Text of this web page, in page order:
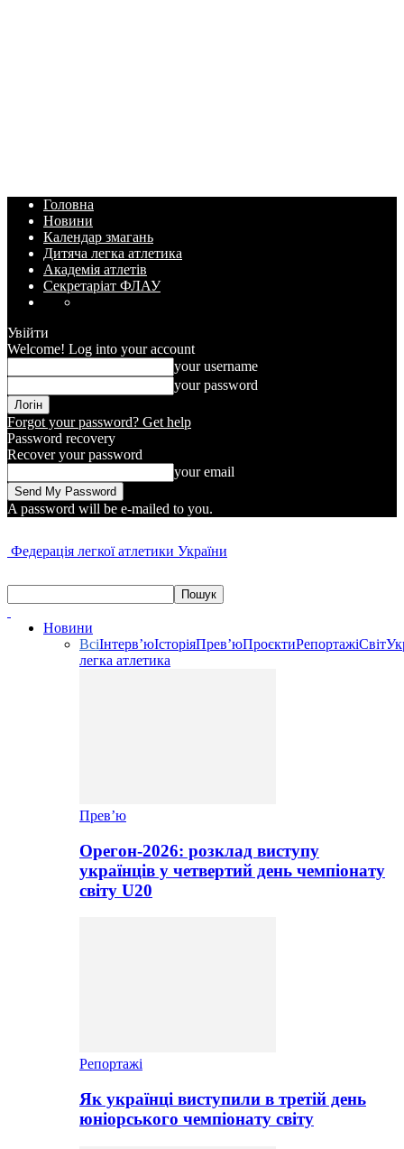
Головна
Новини
Календар змагань
Дитяча легка атлетика
Академія атлетів
Секретаріат ФЛАУ
Увійти
Welcome! Log into your account
your username
your password
Forgot your password? Get help
Password recovery
Recover your password
your email
A password will be e-mailed to you.
Федерація легкої атлетики України
Новини
ВсіІнтерв’юІсторіяПрев’юПроєктиРепортажіСвіт
легка атлетика
Прев’ю
Орегон-2026: розклад виступу
українців у четвертий день чемпіонату
світу U20
Репортажі
Як українці виступили в третій день
юніорського чемпіонату світу